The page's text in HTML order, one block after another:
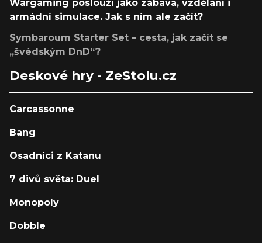
Wargaming poslouží jako zábava, vzdělání i
armádní simulace. Jak s ním ale začít?
Symbaroum Starter Set – cesta, jak začít se
„švédským DnD“?
Deskové hry - ZeStolu.cz
Carcassonne
Bang
Osadníci z Katanu
7 divů světa: Duel
Monopoly
Dobble